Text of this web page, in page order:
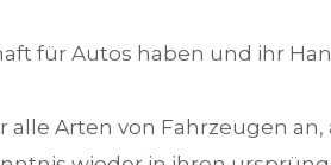
für Autos haben und ihr
Arten von Fahrzeugen an,